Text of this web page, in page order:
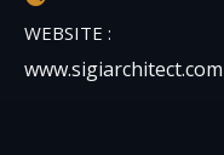
WEBSITE :
www.sigiarchitect.com